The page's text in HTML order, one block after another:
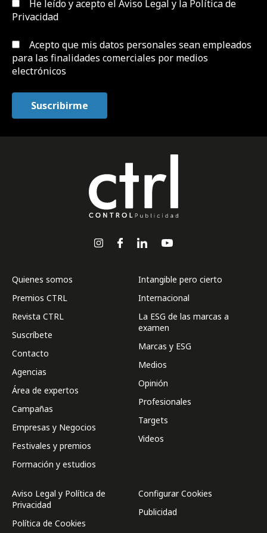
He leído y acepto el Aviso Legal y la Política de
Privacidad
Acepto que mis datos personales sean empleados
para las finalidades comerciales por medios
electrónicos
Quienes somos
Premios CTRL
Revista CTRL
Suscríbete
Contacto
Agencias
Área de expertos
Campañas
Empresas y Negocios
Festivales y premios
Formación y estudios
Intangible pero cierto
Internacional
La ESG de las marcas a
examen
Marcas y ESG
Medios
Opinión
Profesionales
Targets
Videos
Aviso Legal y Política de
Privacidad
Política de Cookies
Configurar Cookies
Publicidad